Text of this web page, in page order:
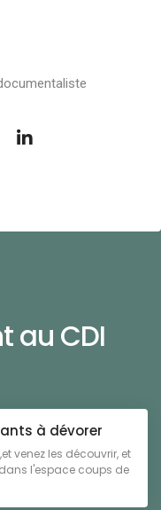
au CDI
à dévorer
venez les découvrir, et
l'espace coups de